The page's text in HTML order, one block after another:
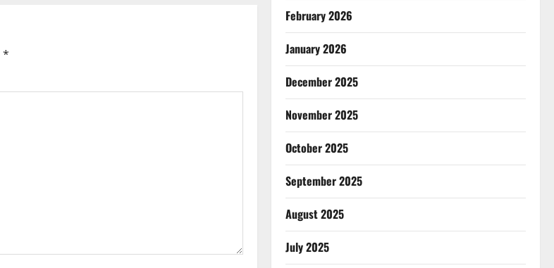
*
February 2026
January 2026
December 2025
November 2025
October 2025
September 2025
August 2025
July 2025